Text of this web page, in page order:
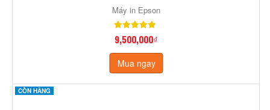
Máy in Epson
9,500,000₫
Mua ngay
CÒN HÀNG